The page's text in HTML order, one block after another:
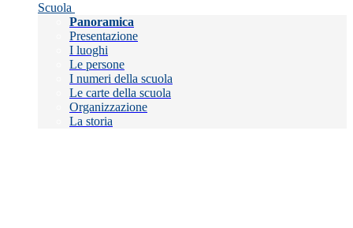
Scuola
Panoramica
Presentazione
I luoghi
Le persone
I numeri della scuola
Le carte della scuola
Organizzazione
La storia